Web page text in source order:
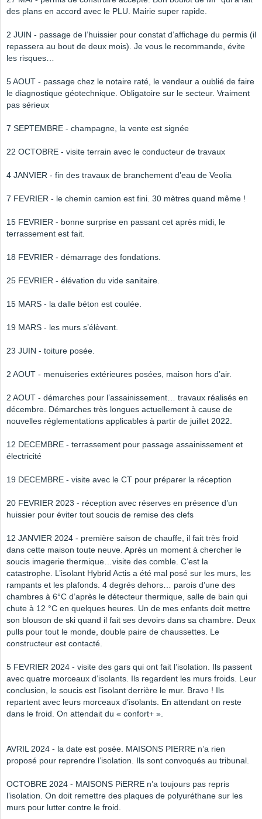
des plans en accord avec le PLU. Mairie super rapide.
2 JUIN - passage de l’huissier pour constat d’affichage du permis (il
repassera au bout de deux mois). Je vous le recommande, évite
les risques…
5 AOUT - passage chez le notaire raté, le vendeur a oublié de faire
le diagnostique géotechnique. Obligatoire sur le secteur. Vraiment
pas sérieux
7 SEPTEMBRE - champagne, la vente est signée
22 OCTOBRE - visite terrain avec le conducteur de travaux
4 JANVIER - fin des travaux de branchement d'eau de Veolia
7 FEVRIER - le chemin camion est fini. 30 mètres quand même !
15 FEVRIER - bonne surprise en passant cet après midi, le
terrassement est fait.
18 FEVRIER - démarrage des fondations.
25 FEVRIER - élévation du vide sanitaire.
15 MARS - la dalle béton est coulée.
19 MARS - les murs s’élèvent.
23 JUIN - toiture posée.
2 AOUT - menuiseries extérieures posées, maison hors d’air.
2 AOUT - démarches pour l’assainissement… travaux réalisés en
décembre. Démarches très longues actuellement à cause de
nouvelles réglementations applicables à partir de juillet 2022.
12 DECEMBRE - terrassement pour passage assainissement et
électricité
19 DECEMBRE - visite avec le CT pour préparer la réception
20 FEVRIER 2023 - réception avec réserves en présence d’un
huissier pour éviter tout soucis de remise des clefs
12 JANVIER 2024 - première saison de chauffe, il fait très froid
dans cette maison toute neuve. Après un moment à chercher le
soucis imagerie thermique…visite des comble. C’est la
catastrophe. L’isolant Hybrid Actis a été mal posé sur les murs, les
rampants et les plafonds. 4 degrés dehors… parois d’une des
chambres à 6°C d’après le détecteur thermique, salle de bain qui
chute à 12 °C en quelques heures. Un de mes enfants doit mettre
son blouson de ski quand il fait ses devoirs dans sa chambre. Deux
pulls pour tout le monde, double paire de chaussettes. Le
constructeur est contacté.
5 FEVRIER 2024 - visite des gars qui ont fait l’isolation. Ils passent
avec quatre morceaux d’isolants. Ils regardent les murs froids. Leur
conclusion, le soucis est l’isolant derrière le mur. Bravo ! Ils
repartent avec leurs morceaux d’isolants. En attendant on reste
dans le froid. On attendait du « confort+ ».
AVRIL 2024 - la date est posée. MAISONS PIERRE n’a rien
proposé pour reprendre l’isolation. Ils sont convoqués au tribunal.
OCTOBRE 2024 - MAISONS PiERRE n’a toujours pas repris
l’isolation. On doit remettre des plaques de polyuréthane sur les
murs pour lutter contre le froid.